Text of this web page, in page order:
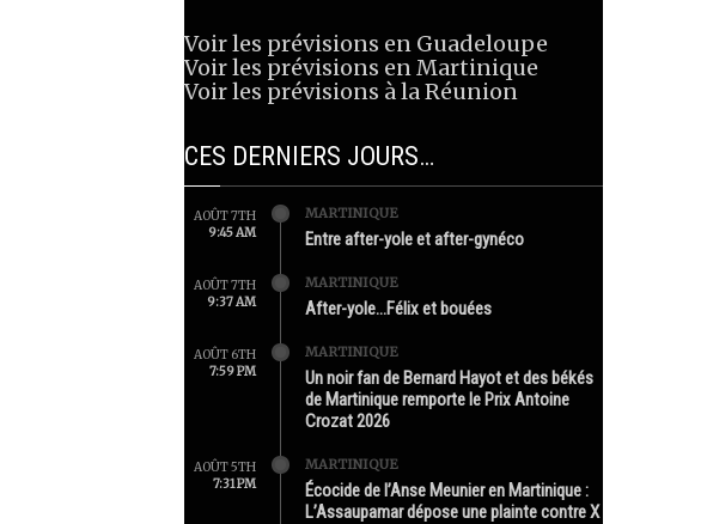
Voir les prévisions en Guadeloupe
Voir les prévisions en Martinique
Voir les prévisions à la Réunion
CES DERNIERS JOURS…
AOÛT 7TH
9:45 AM
MARTINIQUE
Entre after-yole et after-gynéco
AOÛT 7TH
9:37 AM
MARTINIQUE
After-yole…Félix et bouées
AOÛT 6TH
7:59 PM
MARTINIQUE
Un noir fan de Bernard Hayot et des békés
de Martinique remporte le Prix Antoine
Crozat 2026
AOÛT 5TH
7:31 PM
MARTINIQUE
Écocide de l’Anse Meunier en Martinique :
L’Assaupamar dépose une plainte contre X